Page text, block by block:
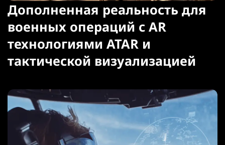
Дополненная реальность для
военных операций с AR
технологиями ATAR и
тактической визуализацией